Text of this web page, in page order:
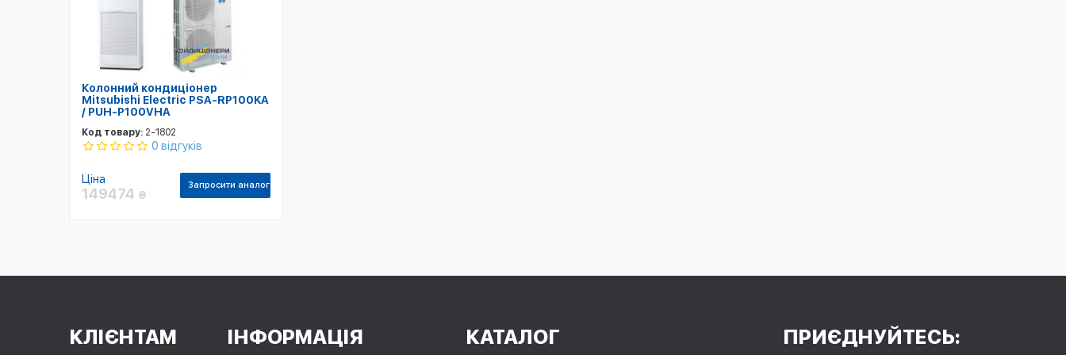
Колонний кондиціонер
Mitsubishi Electric PSA-RP100KA
/ PUH-P100VHA
Код товару: 2-1802
0 відгуків
Ціна
149474 ₴
Запросити аналог
КЛІЄНТАМ ІНФОРМАЦІЯ КАТАЛОГ ПРИЄДНУЙТЕСЬ: